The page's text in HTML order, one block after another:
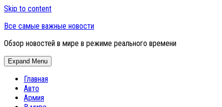
Skip to content
Все самые важные новости
Обзор новостей в мире в режиме реального времени
Expand Menu
Главная
Авто
Армия